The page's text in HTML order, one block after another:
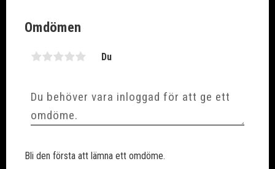
Omdömen
Du
Bli den första att lämna ett omdöme.